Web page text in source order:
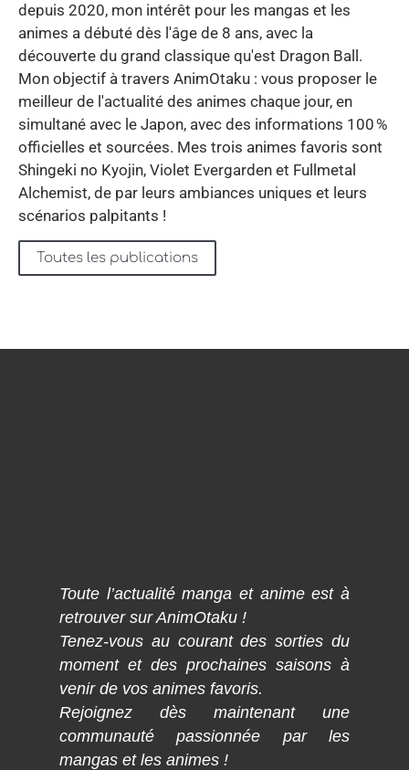
depuis 2020, mon intérêt pour les mangas et les
animes a débuté dès l'âge de 8 ans, avec la
découverte du grand classique qu'est Dragon Ball.
Mon objectif à travers AnimOtaku : vous proposer le
meilleur de l'actualité des animes chaque jour, en
simultané avec le Japon, avec des informations 100 %
officielles et sourcées. Mes trois animes favoris sont
Shingeki no Kyojin, Violet Evergarden et Fullmetal
Alchemist, de par leurs ambiances uniques et leurs
scénarios palpitants !
Toutes les publications
Toute l’actualité manga et anime est à
retrouver sur AnimOtaku !
Tenez-vous au courant des sorties du
moment et des prochaines saisons à
venir de vos animes favoris.
Rejoignez dès maintenant une
communauté passionnée par les
mangas et les animes !